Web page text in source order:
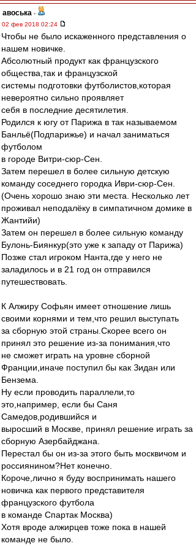
авоська -
02 фев 2018 02:24
Чтобы не было искаженного представления о
нашем новичке.
Абсолютный продукт как французского
общества,так и французской
системы подготовки футболистов,которая
невероятно сильно проявляет
себя в последние десятилетия.
Родился к югу от Парижа в так называемом
Банльё(Подпарижье) и начал заниматься
футболом
в городе Витри-сюр-Сен.
Затем перешел в более сильную детскую
команду соседнего городка Иври-сюр-Сен.
(Очень хорошо знаю эти места. Несколько лет
проживал неподалёку в симпатичном домике в
Жантийи)
Затем он перешел в более сильную команду
Булонь-Биянкур(это уже к западу от Парижа)
Позже стал игроком Нанта,где у него не
заладилось и в 21 год он отправился
путешествовать.
К Алжиру Софьян имеет отношение лишь
своими корнями и тем,что решил выступать
за сборную этой страны.Скорее всего он
принял это решение из-за понимания,что
не сможет играть на уровне сборной
Франции,иначе поступил бы как Зидан или
Бензема.
Ну если проводить параллели,то
это,например, если бы Саня
Самедов,родившийся и
выросший в Москве, принял решение играть за
сборную Азербайджана.
Перестал бы он из-за этого быть москвичом и
россиянином?Нет конечно.
Короче,лично я буду воспринимать нашего
новичка как первого представителя
французского футбола
в команде Спартак Москва)
Хотя вроде алжирцев тоже пока в нашей
команде не было.